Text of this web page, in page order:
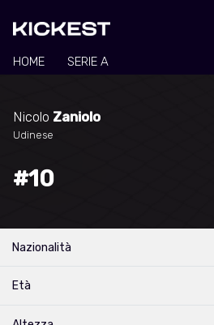
HOME SERIE A
Nicolo Zaniolo
Udinese
#10
Nazionalità
Età